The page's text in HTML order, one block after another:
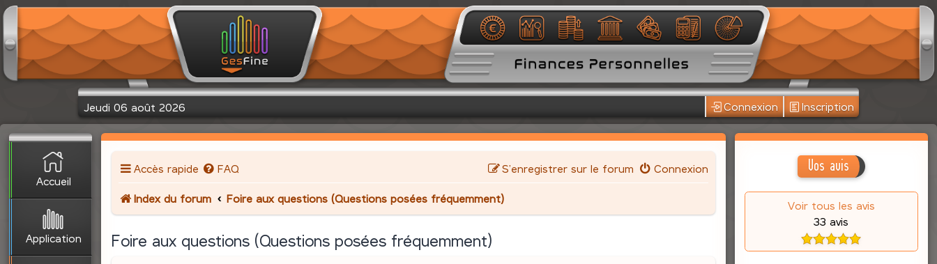
Jeudi 06 août 2026 Connexion Inscription
Accueil
Application
Accès rapide FAQ Connexion
S’enregistrer sur le forum
Index du forum Foire aux questions (Questions posées fréquemment)
Foire aux questions (Questions posées fréquemment)
Vos avis
Voir tous les avis
33 avis